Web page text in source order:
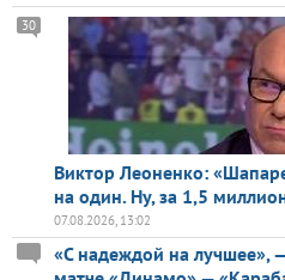
Виктор Леоненко:
на один. Ну, за 1,5
30
07.08.2026, 13:02
«С надеждой на лучшее»,